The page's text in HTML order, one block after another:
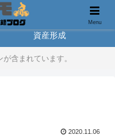
資産形成
含まれています。
2020.11.06
Menu